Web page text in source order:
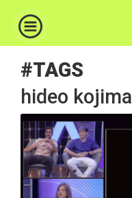
#TAGS
hideo kojima